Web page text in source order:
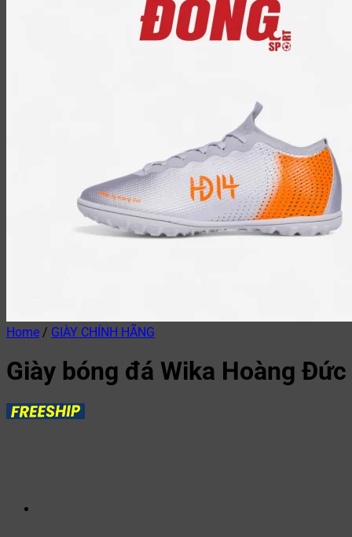
Home / GIÀY CHÍNH HÃNG
Giày bóng đá Wika Hoàng Đức